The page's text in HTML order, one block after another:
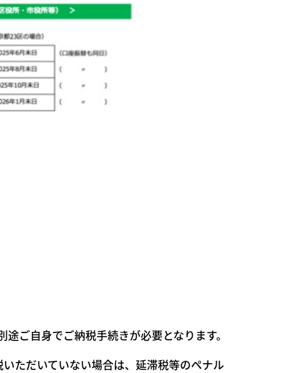
ご自身でご納税手続きが必要となります。
ただいていない場合は、延滞税等のペナル